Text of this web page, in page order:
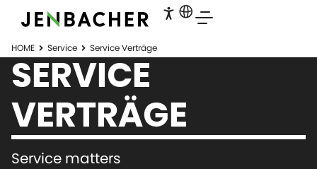
HOME Service Service Verträge
SERVICE
VERTRÄGE
Service matters